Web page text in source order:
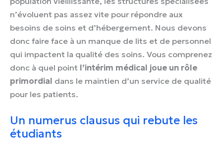
n’évoluent pas assez vite pour répondre aux
besoins de soins et d’hébergement. Nous devons
donc faire face à un manque de lits et de personnel
qui impactent la qualité des soins. Vous comprenez
donc à quel point l’intérim médical joue un rôle
primordial dans le maintien d’un service de qualité
pour les patients.
Un numerus clausus qui rebute les
étudiants